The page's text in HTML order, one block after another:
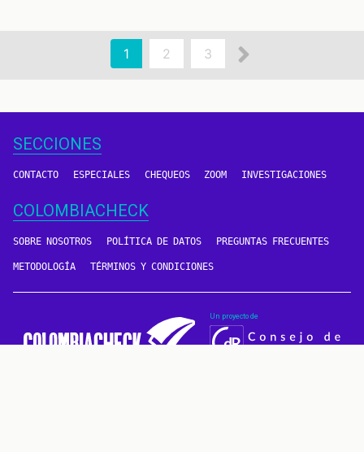
Página
actual
1 Page
2 Page
3
Siguiente
SECCIONES
CONTACTO ESPECIALES CHEQUEOS ZOOM INVESTIGACIONES
COLOMBIACHECK
SOBRE NOSOTROS POLÍTICA DE DATOS PREGUNTAS FRECUENTES
METODOLOGÍA TÉRMINOS Y CONDICIONES
Un proyecto de